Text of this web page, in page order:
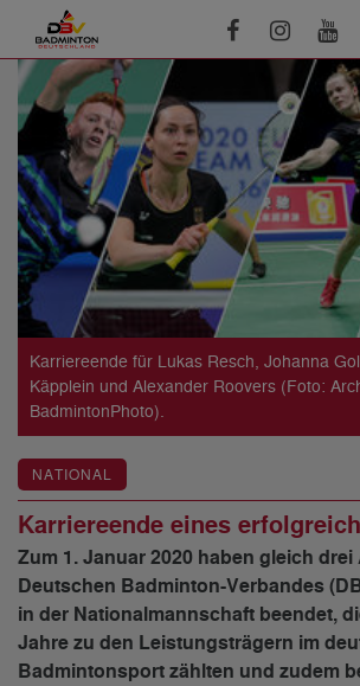
Karriereende für Lukas Resch, Johanna
Käpplein und Alexander Roovers (Foto:
BadmintonPhoto).
NATIONAL
Karriereende eines
Zum 1. Januar 2020 haben gleich drei
Deutschen Badminton-Verbandes
in der Nationalmannschaft beendet,
Jahre zu den Leistungsträgern im
Badmintonsport zählten und zudem